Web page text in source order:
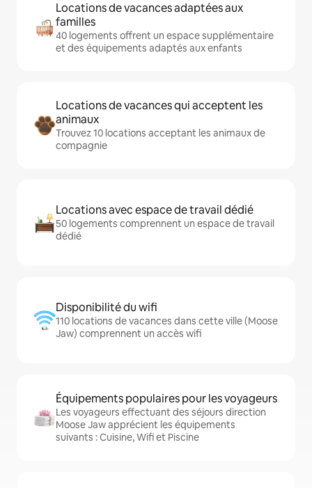
Locations de vacances adaptées aux
familles
40 logements offrent un espace supplémentaire
et des équipements adaptés aux enfants
Locations de vacances qui acceptent les
animaux
Trouvez 10 locations acceptant les animaux de
compagnie
Locations avec espace de travail dédié
50 logements comprennent un espace de travail
dédié
Disponibilité du wifi
110 locations de vacances dans cette ville (Moose
Jaw) comprennent un accès wifi
Équipements populaires pour les voyageurs
Les voyageurs effectuant des séjours direction
Moose Jaw apprécient les équipements
suivants : Cuisine, Wifi et Piscine